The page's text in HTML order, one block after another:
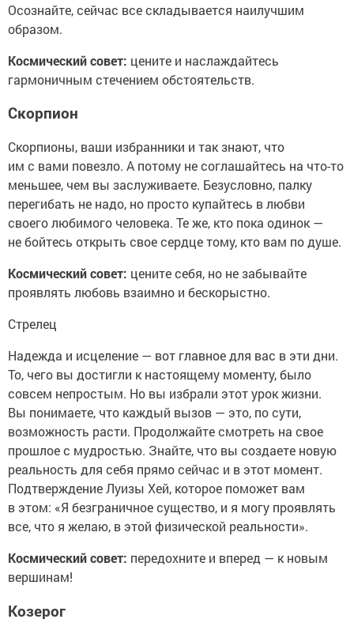
Осознайте, сейчас все складывается наилучшим
образом.
Космический совет: цените и наслаждайтесь
гармоничным стечением обстоятельств.
Скорпион
Скорпионы, ваши избранники и так знают, что
им с вами повезло. А потому не соглашайтесь на что-то
меньшее, чем вы заслуживаете. Безусловно, палку
перегибать не надо, но просто купайтесь в любви
своего любимого человека. Те же, кто пока одинок —
не бойтесь открыть свое сердце тому, кто вам по душе.
Космический совет: цените себя, но не забывайте
проявлять любовь взаимно и бескорыстно.
Стрелец
Надежда и исцеление — вот главное для вас в эти дни.
То, чего вы достигли к настоящему моменту, было
совсем непростым. Но вы избрали этот урок жизни.
Вы понимаете, что каждый вызов — это, по сути,
возможность расти. Продолжайте смотреть на свое
прошлое с мудростью. Знайте, что вы создаете новую
реальность для себя прямо сейчас и в этот момент.
Подтверждение Луизы Хей, которое поможет вам
в этом: «Я безграничное существо, и я могу проявлять
все, что я желаю, в этой физической реальности».
Космический совет: передохните и вперед — к новым
вершинам!
Козерог